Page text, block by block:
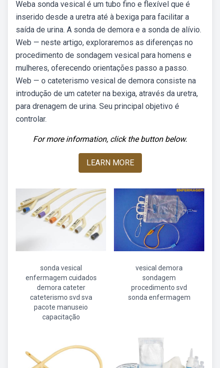
Weba sonda vesical é um tubo fino e flexível que é
inserido desde a uretra até à bexiga para facilitar a
saída de urina. A sonda de demora e a sonda de alívio.
Web — neste artigo, exploraremos as diferenças no
procedimento de sondagem vesical para homens e
mulheres, oferecendo orientações passo a passo.
Web — o cateterismo vesical de demora consiste na
introdução de um cateter na bexiga, através da uretra,
para drenagem de urina. Seu principal objetivo é
controlar.
For more information, click the button below.
LEARN MORE
sonda vesical
enfermagem cuidados
demora cateter
cateterismo svd sva
pacote manuseio
capacitação
vesical demora
sondagem
procedimento svd
sonda enfermagem